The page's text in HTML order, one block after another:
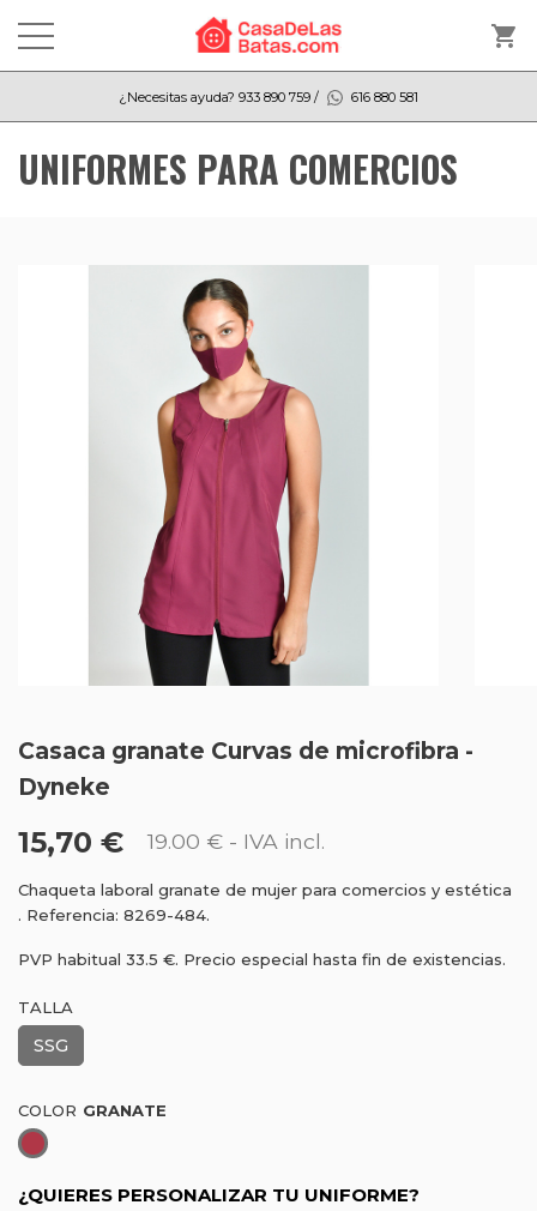
shopping_cart
¿Necesitas ayuda? 933 890 759 / 616 880 581
UNIFORMES PARA COMERCIOS
Casaca granate Curvas de microfibra -
Dyneke
15,70 € 19.00 € - IVA incl.
Chaqueta laboral granate de mujer para comercios y estética
. Referencia: 8269-484.
PVP habitual 33.5 €. Precio especial hasta fin de existencias.
TALLA
SSG
COLOR
Granate
¿QUIERES PERSONALIZAR TU UNIFORME?